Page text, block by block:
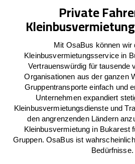
Private
Mit OsaBus können wir
Kleinbusvermietungsservice in
Vertrauenswürdig für tausende
Organisationen aus der ganzen
Gruppentransporte einfach und
Unternehmen expandiert
Kleinbusvermietungsdienste und
den angrenzenden Ländern
Kleinbusvermietung in Bukarest
Gruppen. OsaBus ist
Bedürfnisse.